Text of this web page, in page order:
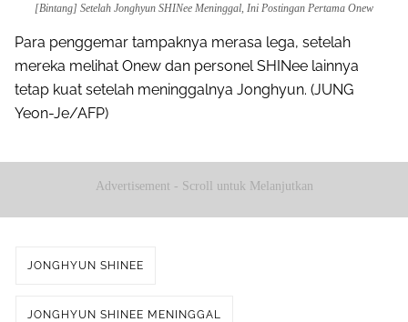
[Bintang] Setelah Jonghyun SHINee Meninggal, Ini Postingan Pertama Onew
Para penggemar tampaknya merasa lega, setelah
mereka melihat Onew dan personel SHINee lainnya
tetap kuat setelah meninggalnya Jonghyun. (JUNG
Yeon-Je/AFP)
Advertisement - Scroll untuk Melanjutkan
JONGHYUN SHINEE
JONGHYUN SHINEE MENINGGAL